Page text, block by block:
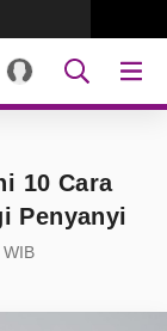
10 Cara
Penyanyi